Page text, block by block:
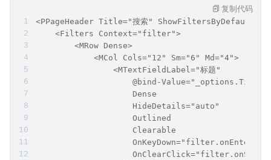
<PPageHeader Title="搜索" ShowFiltersByDefault
    <Filters Context="filter">
        <MRow Dense>
            <MCol Cols="12" Sm="6" Md="4">
                <MTextFieldLabel="标题"
                    @bind-Value="_options.Title"
                    Dense
                    HideDetails="auto"
                    Outlined
                    Clearable
                    OnKeyDown="filter.onEnter"
复制代码